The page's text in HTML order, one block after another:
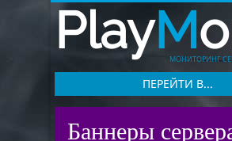
PlayM
МОНИТОРИНГ
ПЕРЕЙТИ В...
Баннеры